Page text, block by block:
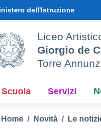
dell'Istruzione
Liceo
Giorgio de
Torre
Scuola Servizi
Home Novità Le